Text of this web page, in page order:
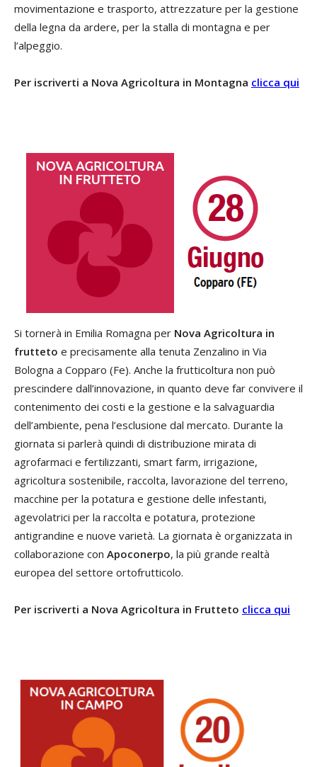
movimentazione e trasporto, attrezzature per la gestione
della legna da ardere, per la stalla di montagna e per
l’alpeggio.
Per iscriverti a Nova Agricoltura in Montagna clicca qui
Si tornerà in Emilia Romagna per Nova Agricoltura in
frutteto e precisamente alla tenuta Zenzalino in Via
Bologna a Copparo (Fe). Anche la frutticoltura non può
prescindere dall’innovazione, in quanto deve far convivere il
contenimento dei costi e la gestione e la salvaguardia
dell’ambiente, pena l’esclusione dal mercato. Durante la
giornata si parlerà quindi di distribuzione mirata di
agrofarmaci e fertilizzanti, smart farm, irrigazione,
agricoltura sostenibile, raccolta, lavorazione del terreno,
macchine per la potatura e gestione delle infestanti,
agevolatrici per la raccolta e potatura, protezione
antigrandine e nuove varietà. La giornata è organizzata in
collaborazione con Apoconerpo, la più grande realtà
europea del settore ortofrutticolo.
Per iscriverti a Nova Agricoltura in Frutteto clicca qui